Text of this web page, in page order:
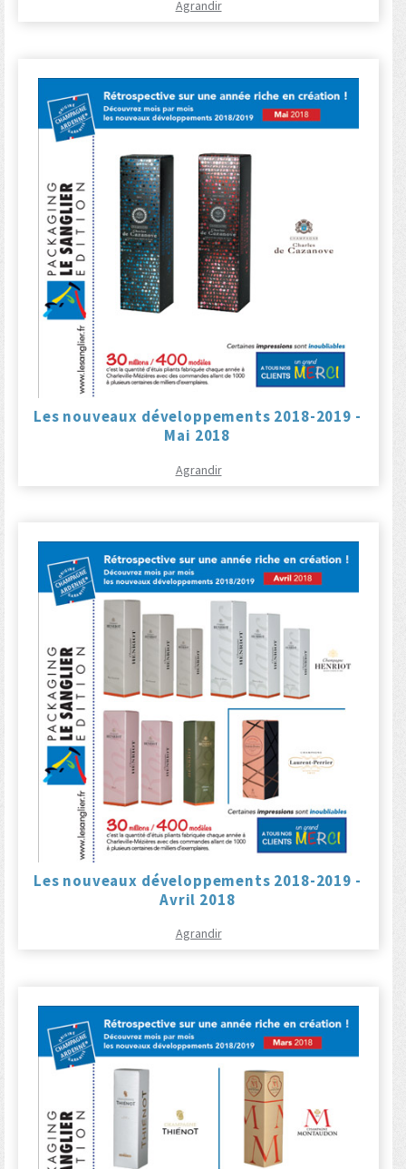
Agrandir
Les nouveaux développements 2018-2019 -
Mai 2018
Agrandir
Les nouveaux développements 2018-2019 -
Avril 2018
Agrandir